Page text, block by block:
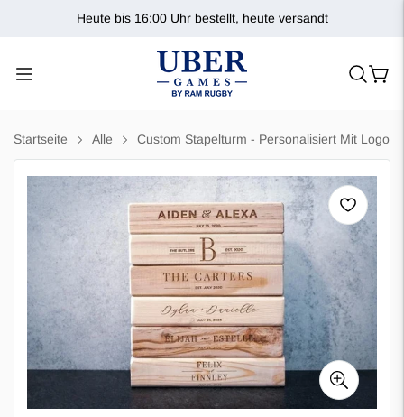
Heute bis 16:00 Uhr bestellt, heute versandt
Startseite Alle Custom Stapelturm - Personalisiert Mit Logo